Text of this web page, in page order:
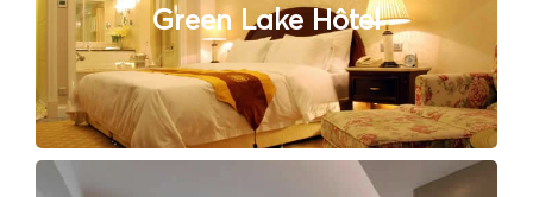
Green Lake Hôtel